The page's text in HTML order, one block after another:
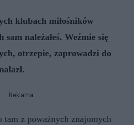
klubach miłośników
należałeś. Weźmie się
otrzepie, zaprowadzi do
Reklama
tam z poważnych znajomych